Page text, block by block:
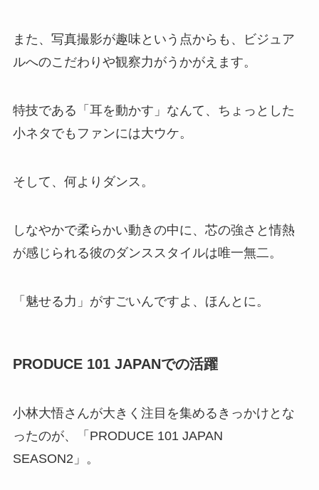
また、写真撮影が趣味という点からも、ビジュア
ルへのこだわりや観察力がうかがえます。
特技である「耳を動かす」なんて、ちょっとした
小ネタでもファンには大ウケ。
そして、何よりダンス。
しなやかで柔らかい動きの中に、芯の強さと情熱
が感じられる彼のダンススタイルは唯一無二。
「魅せる力」がすごいんですよ、ほんとに。
PRODUCE 101 JAPANでの活躍
小林大悟さんが大きく注目を集めるきっかけとな
ったのが、「PRODUCE 101 JAPAN
SEASON2」。